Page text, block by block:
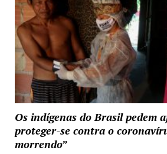
Os indígenas do Brasil pedem
proteger-se contra o
morrendo”